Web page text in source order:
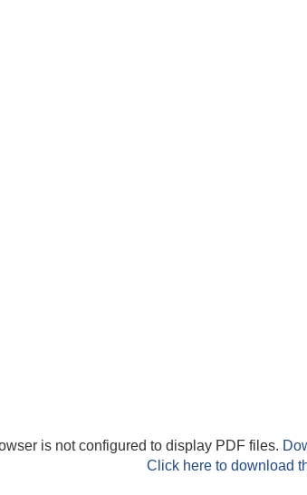
is not configured to display PDF files.
Click here to download